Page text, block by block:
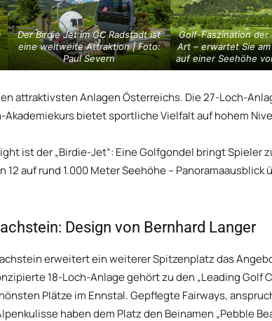
Der Birdie Jet im GC Radstadt ist
eine weltweite Attraktion | Foto:
Paul Severn
Golf-Faszination der
Art – erwartet Sie
auf einer Seehöhe
attraktivsten Anlagen Österreichs. Die 27-Loch-
bietet sportliche Vielfalt auf hohem
ist der „Birdie-Jet“: Eine Golfgondel bringt Spieler
12 auf rund 1.000 Meter Seehöhe – Panoramaausblick
Design von Bernhard Langer
erweitert ein weiterer Spitzenplatz das
18-Loch-Anlage gehört zu den „Leading Golf
Plätze im Ennstal. Gepflegte Fairways,
haben dem Platz den Beinamen „Pebble